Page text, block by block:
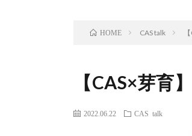
HOME CAS talk
【CAS×芽育
2022.06.22 CAS talk